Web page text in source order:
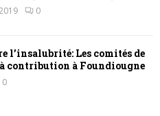
0
l’insalubrité: Les comités de
contribution à Foundiougne
0